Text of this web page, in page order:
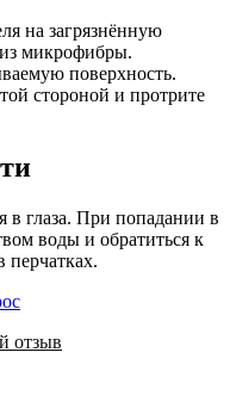
на загрязнённую
микрофибры.
поверхность.
стороной и протрите
в глаза. При попадании в
воды и обратиться к
перчатках.
отзыв